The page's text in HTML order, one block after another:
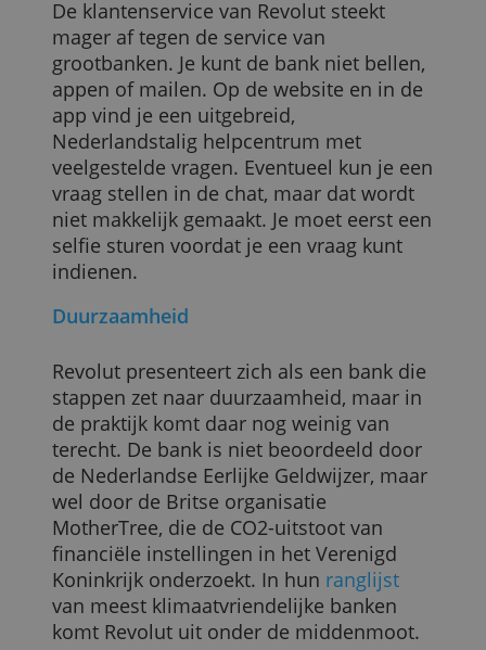
Je kunt ook kiezen voor een van de drie
betaalde pakketten. Daarmee heb je
lagere kosten voor beleggen in
edelmetalen en voor internationale
overschrijvingen. Ook krijg je
spaarpunten als je een hotel of
vakantiewoning boekt en betaalt met je
Revolutrekening.
De klantenservice
mager af tegen de service van
grootbanken. Je kunt de bank niet bellen,
appen of mailen. Op de website en in de
app vind je een uitgebreid,
Nederlandstalig helpcentrum met
veelgestelde vragen. Eventueel kun je
vraag stellen in de chat, maar dat wordt
niet makkelijk gemaakt. Je moet eerst
selfie sturen voordat je een vraag kunt
indienen.